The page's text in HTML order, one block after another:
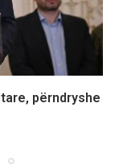
përndryshe